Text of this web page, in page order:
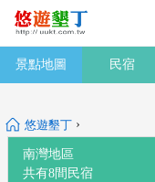
景點地圖 民宿
悠遊墾丁 ›
南灣地區
共有8間 民宿